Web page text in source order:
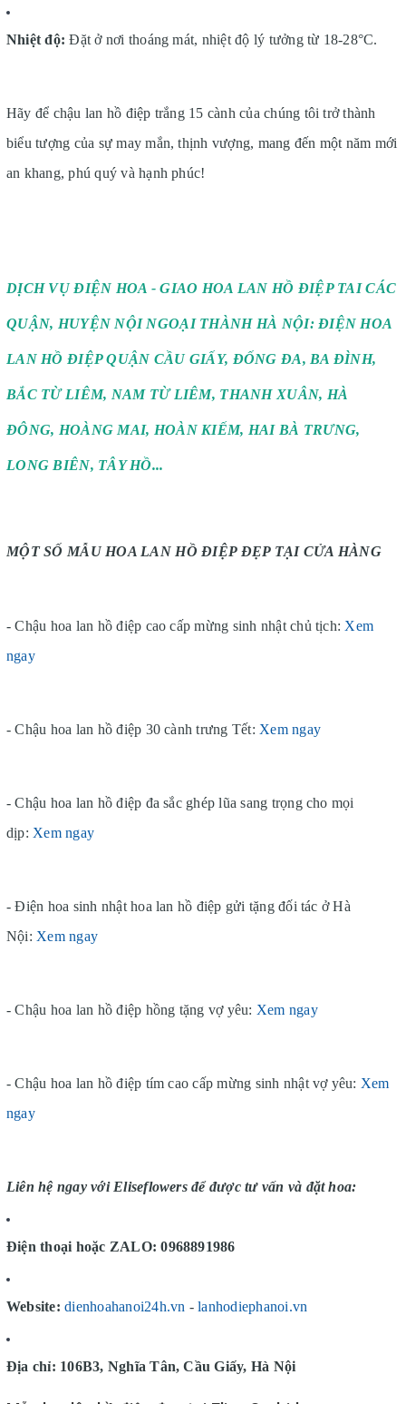
Nhiệt độ: Đặt ở nơi thoáng mát, nhiệt độ lý tưởng từ 18-28°C.
Hãy để chậu lan hồ điệp trắng 15 cành của chúng tôi trở thành
biểu tượng của sự may mắn, thịnh vượng, mang đến một năm mới
an khang, phú quý và hạnh phúc!
DỊCH VỤ ĐIỆN HOA - GIAO HOA LAN HỒ ĐIỆP TAI CÁC
QUẬN, HUYỆN NỘI NGOẠI THÀNH HÀ NỘI: ĐIỆN HOA
LAN HỒ ĐIỆP QUẬN CẦU GIẤY, ĐỐNG ĐA, BA ĐÌNH,
BẮC TỪ LIÊM, NAM TỪ LIÊM, THANH XUÂN, HÀ
ĐÔNG, HOÀNG MAI, HOÀN KIẾM, HAI BÀ TRƯNG,
LONG BIÊN, TÂY HỒ...
MỘT SỐ MẪU HOA LAN HỒ ĐIỆP ĐẸP TẠI CỬA HÀNG
- Chậu hoa lan hồ điệp cao cấp mừng sinh nhật chủ tịch: Xem
ngay
- Chậu hoa lan hồ điệp 30 cành trưng Tết: Xem ngay
- Chậu hoa lan hồ điệp đa sắc ghép lũa sang trọng cho mọi
dịp: Xem ngay
- Điện hoa sinh nhật hoa lan hồ điệp gửi tặng đối tác ở Hà
Nội: Xem ngay
- Chậu hoa lan hồ điệp hồng tặng vợ yêu: Xem ngay
- Chậu hoa lan hồ điệp tím cao cấp mừng sinh nhật vợ yêu: Xem
ngay
Liên hệ ngay với Eliseflowers để được tư vấn và đặt hoa:
Điện thoại hoặc ZALO: 0968891986
Website: dienhoahanoi24h.vn -lanhodiephanoi.vn
Địa chỉ: 106B3, Nghĩa Tân, Cầu Giấy, Hà Nội